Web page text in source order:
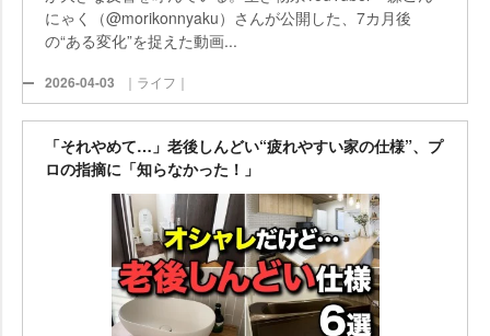
にゃく（@morikonnyaku）さんが公開した、7カ月後
の“ある変化”を捉えた動画...
2026-04-03 ｜ライフ｜
「それやめて…」老後しんどい“疲れやすい家の仕様”、プ
ロの指摘に「知らなかった！」